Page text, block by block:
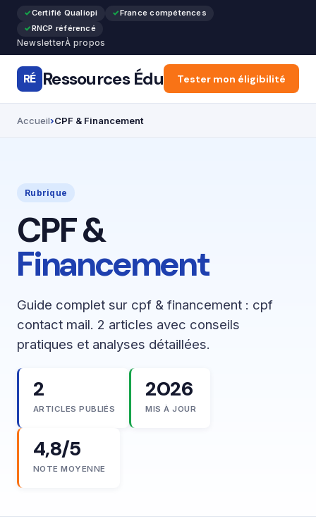
Certifié Qualiopi
France compétences
RNCP référencé
NewsletterÀ propos
RÉ Ressources Édu Accueil Articles
Tester mon éligibilité
Accueil CPF & Financement
Rubrique
CPF &
Financement
Guide complet sur cpf & financement : cpf
contact mail. 2 articles avec conseils
pratiques et analyses détaillées.
2
ARTICLES PUBLIÉS
2026
MIS À JOUR
4,8/5
NOTE MOYENNE